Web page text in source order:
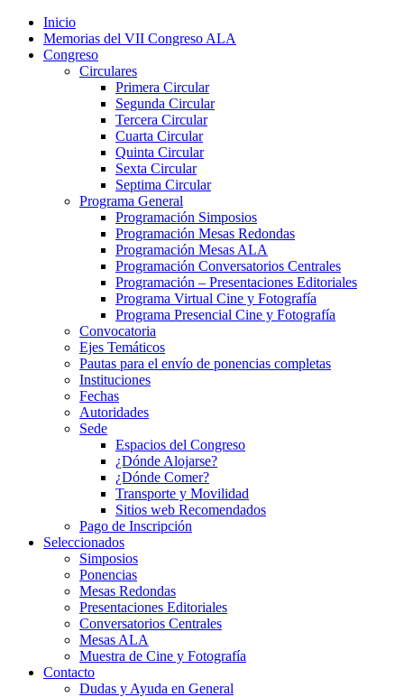
Inicio
Memorias del VII Congreso ALA
Congreso
Circulares
Primera Circular
Segunda Circular
Tercera Circular
Cuarta Circular
Quinta Circular
Sexta Circular
Septima Circular
Programa General
Programación Simposios
Programación Mesas Redondas
Programación Mesas ALA
Programación Conversatorios Centrales
Programación – Presentaciones Editoriales
Programa Virtual Cine y Fotografía
Programa Presencial Cine y Fotografía
Convocatoria
Ejes Temáticos
Pautas para el envío de ponencias completas
Instituciones
Fechas
Autoridades
Sede
Espacios del Congreso
¿Dónde Alojarse?
¿Dónde Comer?
Transporte y Movilidad
Sitios web Recomendados
Pago de Inscripción
Seleccionados
Simposios
Ponencias
Mesas Redondas
Presentaciones Editoriales
Conversatorios Centrales
Mesas ALA
Muestra de Cine y Fotografía
Contacto
Dudas y Ayuda en General